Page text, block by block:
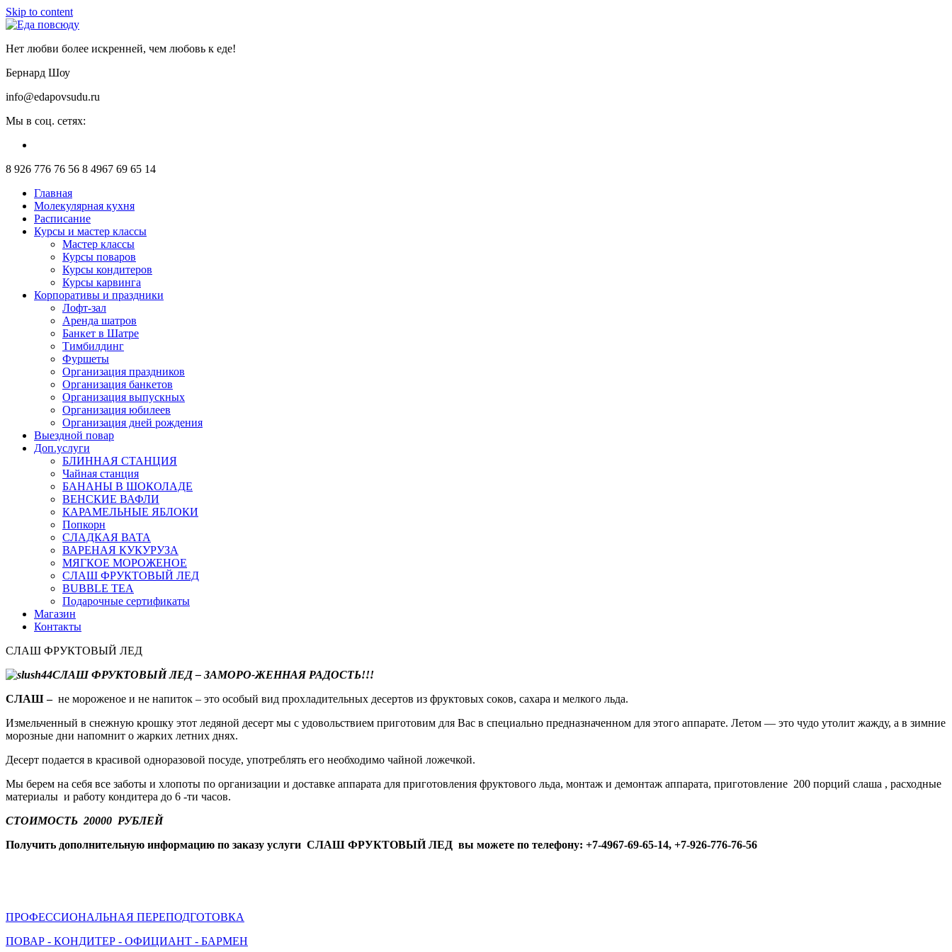
Skip to content
Нет любви более искренней, чем любовь к еде!
Бернард Шоу
info@edapovsudu.ru
Мы в соц. сетях:
8 926 776 76 56 8 4967 69 65 14
Главная
Молекулярная кухня
Расписание
Курсы и мастер классы
Мастер классы
Курсы поваров
Курсы кондитеров
Курсы карвинга
Корпоративы и праздники
Лофт-зал
Аренда шатров
Банкет в Шатре
Тимбилдинг
Фуршеты
Организация праздников
Организация банкетов
Организация выпускных
Организация юбилеев
Организация дней рождения
Выездной повар
Доп.услуги
БЛИННАЯ СТАНЦИЯ
Чайная станция
БАНАНЫ В ШОКОЛАДЕ
ВЕНСКИЕ ВАФЛИ
КАРАМЕЛЬНЫЕ ЯБЛОКИ
Попкорн
СЛАДКАЯ ВАТА
ВАРЕНАЯ КУКУРУЗА
МЯГКОЕ МОРОЖЕНОЕ
СЛАШ ФРУКТОВЫЙ ЛЕД
BUBBLE TEA
Подарочные сертификаты
Магазин
Контакты
СЛАШ ФРУКТОВЫЙ ЛЕД
СЛАШ ФРУКТОВЫЙ ЛЕД – ЗАМОРО-ЖЕННАЯ РАДОСТЬ!!!
СЛАШ – не мороженое и не напиток – это особый вид прохладительных десертов из фруктовых соков, сахара и мелкого льда.
Измельченный в снежную крошку этот ледяной десерт мы с удовольствием приготовим для Вас в специально предназначенном для этого аппарате. Летом — это чудо утолит жажду, а в зимние
морозные дни напомнит о жарких летних днях.
Десерт подается в красивой одноразовой посуде, употреблять его необходимо чайной ложечкой.
Мы берем на себя все заботы и хлопоты по организации и доставке аппарата для приготовления фруктового льда, монтаж и демонтаж аппарата, приготовление 200 порций слаша , расходные
материалы и работу кондитера до 6 -ти часов.
СТОИМОСТЬ 20000 РУБЛЕЙ
Получить дополнительную информацию по заказу услуги СЛАШ ФРУКТОВЫЙ ЛЕД вы можете по телефону: +7-4967-69-65-14, +7-926-776-76-56
ПРОФЕССИОНАЛЬНАЯ ПЕРЕПОДГОТОВКА
ПОВАР - КОНДИТЕР - ОФИЦИАНТ - БАРМЕН